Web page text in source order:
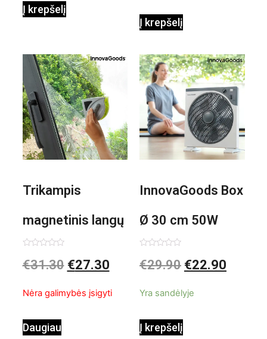
Į krepšelį
Į krepšelį
Trikampis
magnetinis langų
valiklis Klinmag
0
iš
€31.30 €27.30
Nėra galimybės įsigyti
Daugiau
InnovaGoods Box
Ø 30 cm 50W
Baltai pilkas
0
iš
€29.90 €22.90
Yra sandėlyje
Į krepšelį